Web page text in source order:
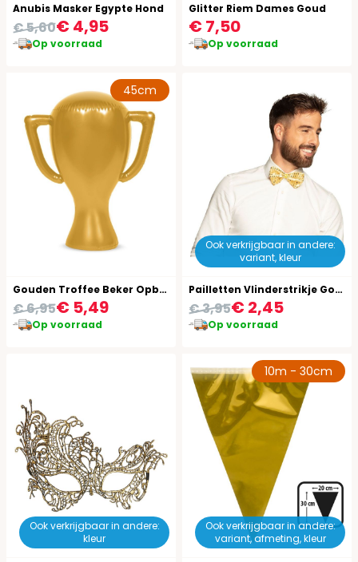
Anubis Masker Egypte Hond
€ 4,95
€ 5,60
Op voorraad
Glitter Riem Dames Goud
€ 7,50
Op voorraad
45cm
Gouden Troffee Beker Opblaasbaar 45Cm
€ 5,49
€ 6,95
Op voorraad
Ook verkrijgbaar in andere:
variant, kleur
Pailletten Vlinderstrikje Goud
€ 2,45
€ 3,95
Op voorraad
Ook verkrijgbaar in andere:
kleur
Ook verkrijgbaar in andere:
variant, afmeting, kleur
10m - 30cm